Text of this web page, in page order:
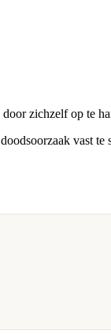
zichzelf op te
vast te